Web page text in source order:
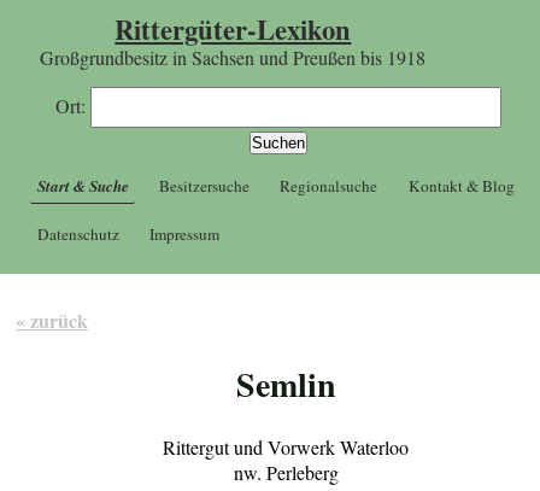
Rittergüter-Lexikon
Großgrundbesitz in Sachsen und Preußen bis 1918
Ort:
Start & Suche Besitzersuche Regionalsuche Kontakt & Blog
Datenschutz Impressum
« zurück
Semlin
Rittergut und Vorwerk Waterloo
nw. Perleberg